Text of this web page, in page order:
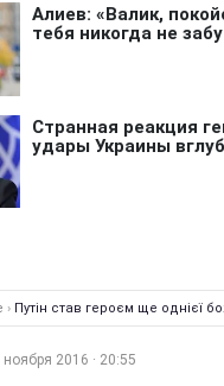
› Путін став героєм ще однієї
ноября 2016 · 20:55